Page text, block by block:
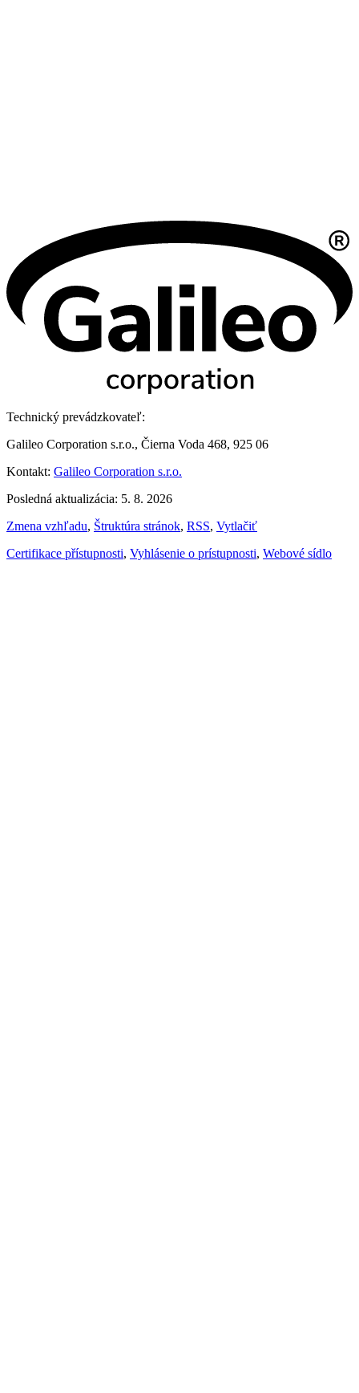
Technický prevádzkovateľ:
Galileo Corporation s.r.o., Čierna Voda 468, 925 06
Kontakt: Galileo Corporation s.r.o.
Posledná aktualizácia: 5. 8. 2026
Zmena vzhľadu, Štruktúra stránok, RSS, Vytlačiť
Certifikace přístupnosti, Vyhlásenie o prístupnosti, Webové sídlo